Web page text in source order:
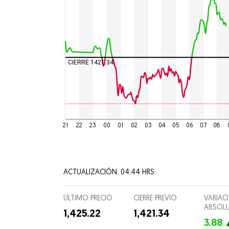
Culturas
Food
CIERRE 1421.34
21 22 23 00 01 02 03 04 05 06 07 08
ACTUALIZACIÓN: 04:44 HRS.
ÚLTIMO PRECIO
1,425.22
CIERRE PREVIO
1,421.34
3.88